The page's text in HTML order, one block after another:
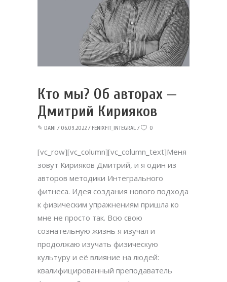
Кто мы? Об авторах —
Дмитрий Кирияков
✎ DANI 06.09.2022 FENIXFIT_INTEGRAL 0
[vc_row][vc_column][vc_column_text]Меня
зовут Кирияков Дмитрий, и я один из
авторов методики Интегрального
фитнеса. Идея создания нового подхода
к физическим упражнениям пришла ко
мне не просто так. Всю свою
сознательную жизнь я изучал и
продолжаю изучать физическую
культуру и её влияние на людей:
квалифицированный преподаватель